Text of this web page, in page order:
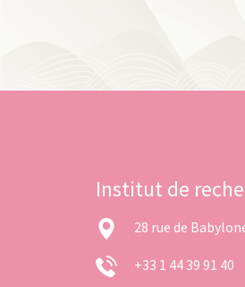
Institut de
28 rue de
+33 1 44 39 91 40